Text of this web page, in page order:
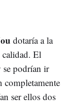
dotaría a la
calidad. El
podrían ir
completamente
ser ellos dos